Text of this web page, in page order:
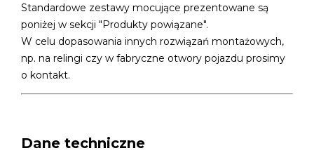
Standardowe zestawy mocujące prezentowane są
poniżej w sekcji "Produkty powiązane".
W celu dopasowania innych rozwiązań montażowych,
np. na relingi czy w fabryczne otwory pojazdu prosimy
o kontakt.
Dane techniczne